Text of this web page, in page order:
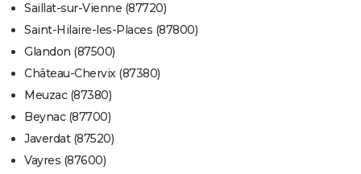
Saillat-sur-Vienne (87720)
Saint-Hilaire-les-Places (87800)
Glandon (87500)
Château-Chervix (87380)
Meuzac (87380)
Beynac (87700)
Javerdat (87520)
Vayres (87600)